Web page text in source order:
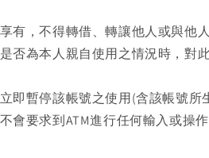
有，不得轉借、轉讓他人或與他人
否為本人親自使用之情況時，
暫停該帳號之使用(含該帳號所
要求到ATM進行任何輸入或操